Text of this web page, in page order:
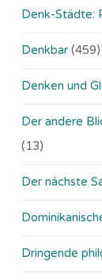
Denk-Städte:
Denkbar (459)
Denken und
Der andere
(13)
Der nächste
Dringende